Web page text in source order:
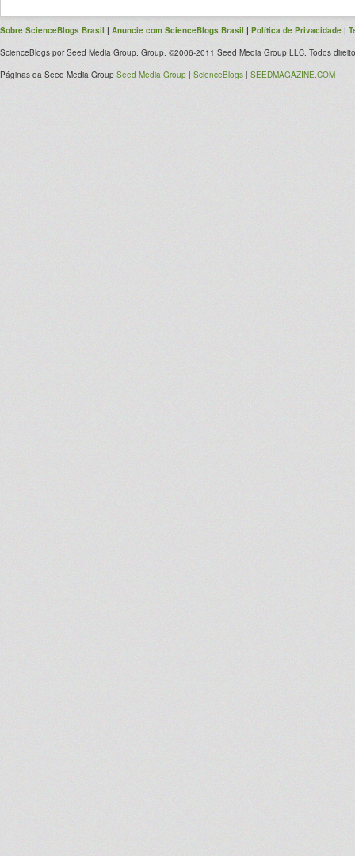
Sobre ScienceBlogs Brasil | Anuncie com ScienceBlogs Brasil | Política de Privacidade |
ScienceBlogs por Seed Media Group. Group. ©2006-2011 Seed Media Group LLC. Todos
Páginas da Seed Media Group Seed Media Group | ScienceBlogs | SEEDMAGAZINE.COM